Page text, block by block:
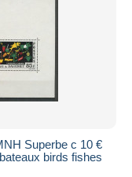
Superbe c 10 €
birds fishes